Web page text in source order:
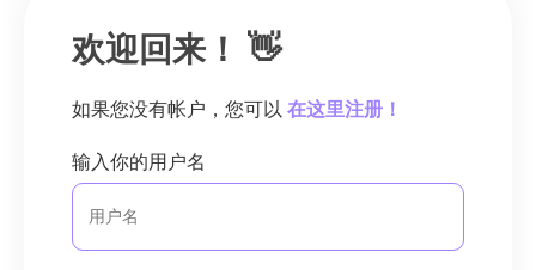
欢迎回来！ 👋
如果您没有帐户，您可以在这里注册！
输入你的用户名